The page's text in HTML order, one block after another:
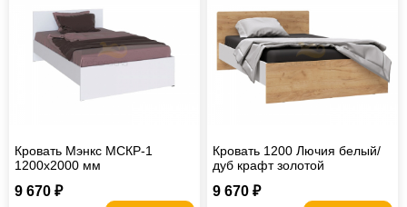
Кровать Мэнкс МСКР-1
1200х2000 мм
9 670 ₽
Кровать 1200 Лючия белый/
дуб крафт золотой
9 670 ₽